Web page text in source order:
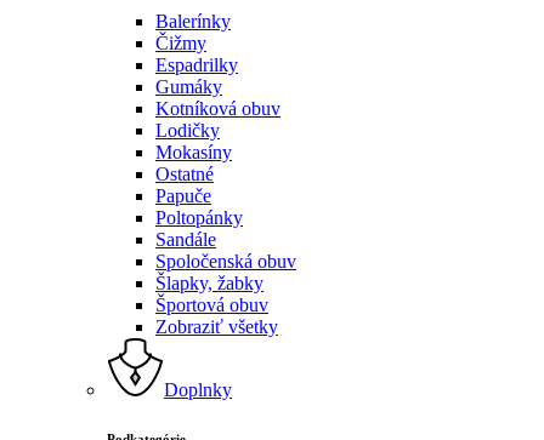
Balerínky
Čižmy
Espadrilky
Gumáky
Kotníková obuv
Lodičky
Mokasíny
Ostatné
Papuče
Poltopánky
Sandále
Spoločenská obuv
Šlapky, žabky
Športová obuv
Zobraziť všetky
Doplnky